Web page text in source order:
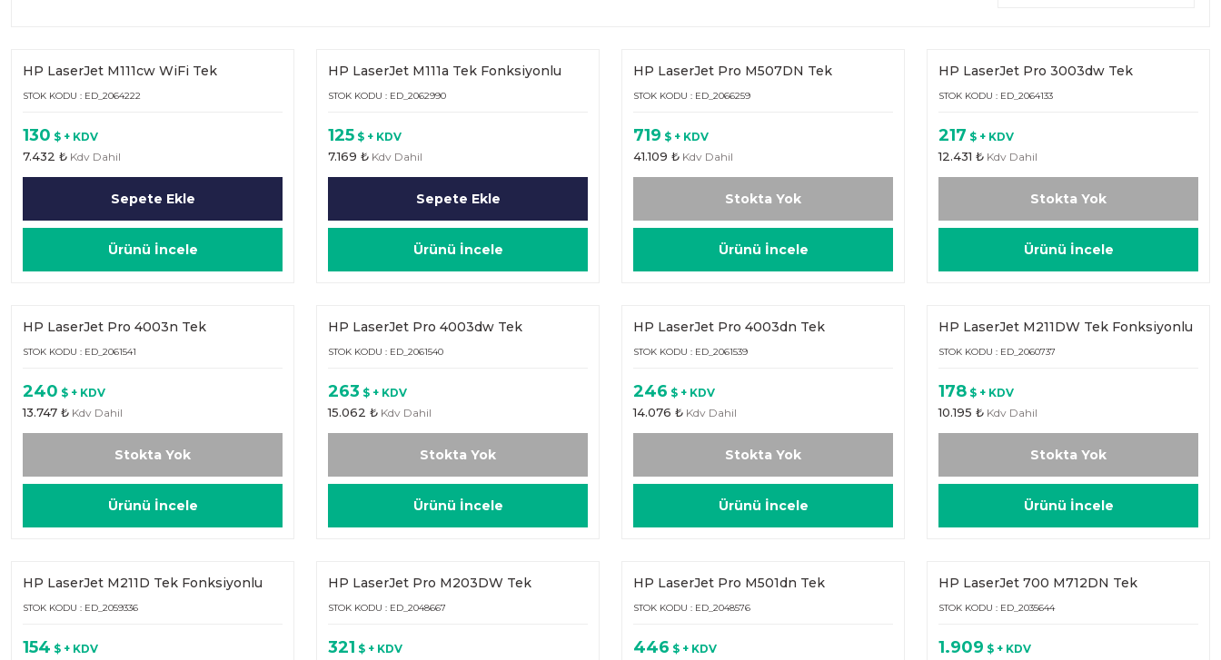
HP LaserJet M111cw WiFi Tek
Fonksiyonlu (1Y7D2A)
STOK KODU : ED_2064222
130 $ + KDV
7.432 ₺ Kdv Dahil
Sepete Ekle
Ürünü İncele
HP LaserJet M111a Tek Fonksiyonlu
(7MD67A)
STOK KODU : ED_2062990
125 $ + KDV
7.169 ₺ Kdv Dahil
Sepete Ekle
Ürünü İncele
HP LaserJet Pro M507DN Tek
Fonksiyonlu (1PV87A)
STOK KODU : ED_2066259
719 $ + KDV
41.109 ₺ Kdv Dahil
Stokta Yok
Ürünü İncele
HP LaserJet Pro 3003dw Tek
Fonksiyonlu (3G654A)
STOK KODU : ED_2064133
217 $ + KDV
12.431 ₺ Kdv Dahil
Stokta Yok
Ürünü İncele
HP LaserJet Pro 4003n Tek
Fonksiyonlu (2Z611A)
STOK KODU : ED_2061541
240 $ + KDV
13.747 ₺ Kdv Dahil
Stokta Yok
Ürünü İncele
HP LaserJet Pro 4003dw Tek
Fonksiyonlu (2Z610A)
STOK KODU : ED_2061540
263 $ + KDV
15.062 ₺ Kdv Dahil
Stokta Yok
Ürünü İncele
HP LaserJet Pro 4003dn Tek
Fonksiyonlu (2Z609A)
STOK KODU : ED_2061539
246 $ + KDV
14.076 ₺ Kdv Dahil
Stokta Yok
Ürünü İncele
HP LaserJet M211DW Tek Fonksiyonlu
(9YF83A)
STOK KODU : ED_2060737
178 $ + KDV
10.195 ₺ Kdv Dahil
Stokta Yok
Ürünü İncele
HP LaserJet M211D Tek Fonksiyonlu
(9YF82A)
STOK KODU : ED_2059336
154 $ + KDV
HP LaserJet Pro M203DW Tek
Fonksiyonlu (G3Q47A)
STOK KODU : ED_2048667
321 $ + KDV
HP LaserJet Pro M501dn Tek
Fonksiyonlu (J8H61A)
STOK KODU : ED_2048576
446 $ + KDV
HP LaserJet 700 M712DN Tek
Fonksiyonlu A3 (CF236A)
STOK KODU : ED_2035644
1.909 $ + KDV